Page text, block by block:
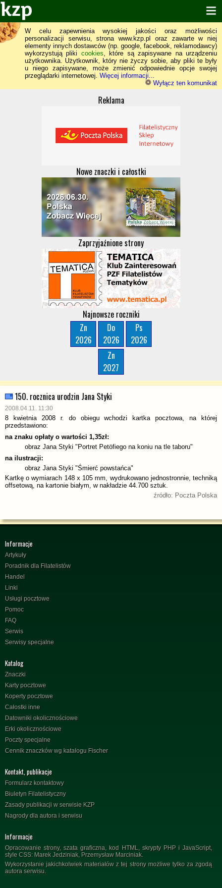
W celu zapewnienia wysokiej jakości oraz możliwości
personalizacji serwisu, strona www.kzp.pl oraz zawarte w niej
elementy innych dostawców (np. google, facebook, reklamodawcy)
wykorzystują pliki cookies, które są zapisywane na urządzeniu
użytkownika. Użytkownik, który nie życzy sobie, aby pliki te były
u niego zapisywane, może zmienić odpowiednie opcje swojej
przeglądarki internetowej. Więcej informacji...
Wyłącz ten komunikat
Reklama
Nowe znaczki i całostki
Zaprzyjaźnione strony
Najnowsze roczniki
Zn
2026
Do
2026
Ps
2026
Zn
2027
150. rocznica urodzin Jana Styki
2008.04.11. 11:30
8 kwietnia 2008 r. do obiegu wchodzi kartka pocztowa, na której
przedstawiono:
na znaku opłaty o wartości 1,35zł:
obraz Jana Styki "Portret Petöfiego na koniu na tle taboru"
na ilustracji:
obraz Jana Styki "Śmierć powstańca"
Kartkę o wymiarach 148 x 105 mm, wydrukowano jednostronnie, techniką
offsetową, na kartonie białym, w nakładzie 44.700 sztuk.
źródło: Poczta Polska
Informacje
Artykuły
Poradnik dla Filatelistów
Handel
Linki
Usługi pocztowe
Pomoc
FAQ
Serwis
Serwisy specjalne
Katalog
Znaczki
Karty pocztowe
Koperty pocztowe
Całostki inne
Datowniki okolicznościowe
Erki okolicznościowe
Poczty specjalne
Cennik znaczków wg katalogu Fischer
Kontakt, publikacje
Formularz kontaktowy
Biuletyn Filatelistyczny
Zasady publikacji w serwisie KZP
Nagrody dla autora i serwisu
Informacje
Opracowanie strony, szata graficzna, kod HTML, skrypty PHP i JavaScript,
style CSS: Marek Jedziniak, Przemysław Marciniak.
Wykorzystanie jakichkolwiek materiałów z tej strony możliwe tylko za zgodą
autora serwisu.